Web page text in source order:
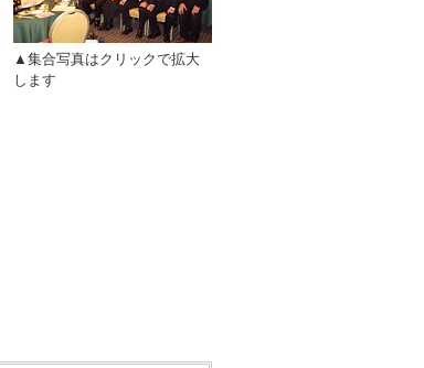
▲集合写真はクリックで拡大
します